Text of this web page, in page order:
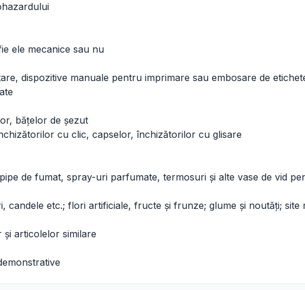
ele mecanice sau nu
dispozitive manuale pentru imprimare sau embosare de
bățelor de șezut
cu clic, capselor, închizătorilor cu glisare
de fumat, spray-uri parfumate, termosuri și alte vase de vid
etc.; flori artificiale, fructe și frunze; glume și noutăți; site
articolelor similare